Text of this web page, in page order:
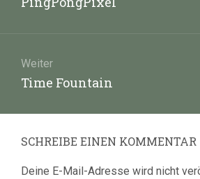
Weiter
Nächster
Time Fountain
SCHREIBE EINEN KOMMENTAR
Deine E-Mail-Adresse wird nicht